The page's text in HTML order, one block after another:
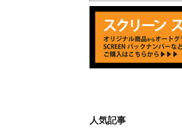
人気記事